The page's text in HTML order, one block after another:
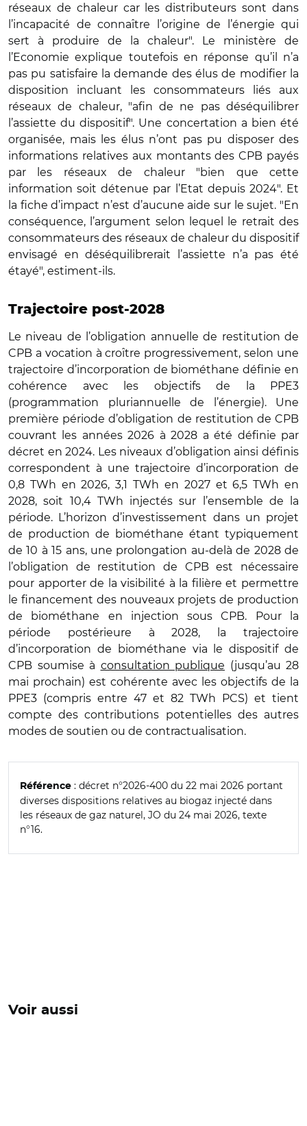
réseaux de chaleur car les distributeurs sont dans
l’incapacité de connaître l’origine de l’énergie qui
sert à produire de la chaleur". Le ministère de
l’Economie explique toutefois en réponse qu’il n’a
pas pu satisfaire la demande des élus de modifier la
disposition incluant les consommateurs liés aux
réseaux de chaleur, "afin de ne pas déséquilibrer
l’assiette du dispositif". Une concertation a bien été
organisée, mais les élus n’ont pas pu disposer des
informations relatives aux montants des CPB payés
par les réseaux de chaleur "bien que cette
information soit détenue par l’Etat depuis 2024". Et
la fiche d’impact n’est d’aucune aide sur le sujet. "En
conséquence, l’argument selon lequel le retrait des
consommateurs des réseaux de chaleur du dispositif
envisagé en déséquilibrerait l’assiette n’a pas été
étayé", estiment-ils.
Trajectoire post-2028
Le niveau de l’obligation annuelle de restitution de
CPB a vocation à croître progressivement, selon une
trajectoire d’incorporation de biométhane définie en
cohérence avec les objectifs de la PPE3
(programmation pluriannuelle de l’énergie). Une
première période d’obligation de restitution de CPB
couvrant les années 2026 à 2028 a été définie par
décret en 2024. Les niveaux d’obligation ainsi définis
correspondent à une trajectoire d’incorporation de
0,8 TWh en 2026, 3,1 TWh en 2027 et 6,5 TWh en
2028, soit 10,4 TWh injectés sur l’ensemble de la
période. L’horizon d’investissement dans un projet
de production de biométhane étant typiquement
de 10 à 15 ans, une prolongation au-delà de 2028 de
l’obligation de restitution de CPB est nécessaire
pour apporter de la visibilité à la filière et permettre
le financement des nouveaux projets de production
de biométhane en injection sous CPB. Pour la
période postérieure à 2028, la trajectoire
d’incorporation de biométhane via le dispositif de
CPB soumise à consultation publique (jusqu’au 28
mai prochain) est cohérente avec les objectifs de la
PPE3 (compris entre 47 et 82 TWh PCS) et tient
compte des contributions potentielles des autres
modes de soutien ou de contractualisation.
Référence : décret n°2026-400 du 22 mai 2026 portant
diverses dispositions relatives au biogaz injecté dans
les réseaux de gaz naturel, JO du 24 mai 2026, texte
n°16.
Voir aussi